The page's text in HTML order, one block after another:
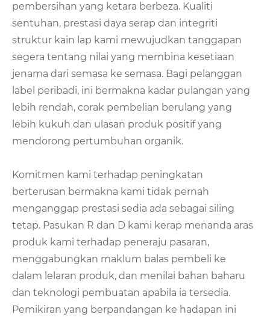
pembersihan yang ketara berbeza. Kualiti
sentuhan, prestasi daya serap dan integriti
struktur kain lap kami mewujudkan tanggapan
segera tentang nilai yang membina kesetiaan
jenama dari semasa ke semasa. Bagi pelanggan
label peribadi, ini bermakna kadar pulangan yang
lebih rendah, corak pembelian berulang yang
lebih kukuh dan ulasan produk positif yang
mendorong pertumbuhan organik.
Komitmen kami terhadap peningkatan
berterusan bermakna kami tidak pernah
menganggap prestasi sedia ada sebagai siling
tetap. Pasukan R dan D kami kerap menanda aras
produk kami terhadap peneraju pasaran,
menggabungkan maklum balas pembeli ke
dalam lelaran produk, dan menilai bahan baharu
dan teknologi pembuatan apabila ia tersedia.
Pemikiran yang berpandangan ke hadapan ini